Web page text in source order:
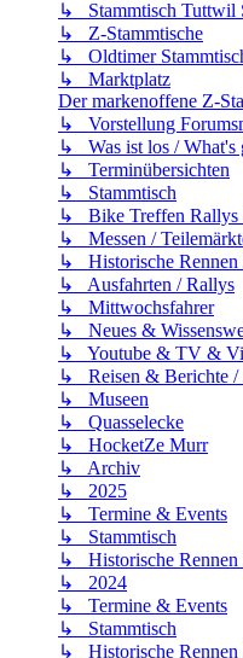
↳ Stammtisch Tuttwil
↳ Z-Stammtische
↳ Oldtimer
↳ Marktplatz
Der markenoffene Z-
↳ Vorstellung
↳ Was ist los / What's
↳ Terminübersichten
↳ Stammtisch
↳ Bike Treffen Rallys
↳ Messen /
↳ Historische Rennen
↳ Ausfahrten / Rallys
↳ Mittwochsfahrer
↳ Neues &
↳ Youtube & TV &
↳ Reisen & Berichte /
↳ Museen
↳ Quasselecke
↳ HocketZe Murr
↳ Archiv
↳ 2025
↳ Termine & Events
↳ Stammtisch
↳ Historische Rennen
↳ 2024
↳ Termine & Events
↳ Stammtisch
↳ Historische Rennen